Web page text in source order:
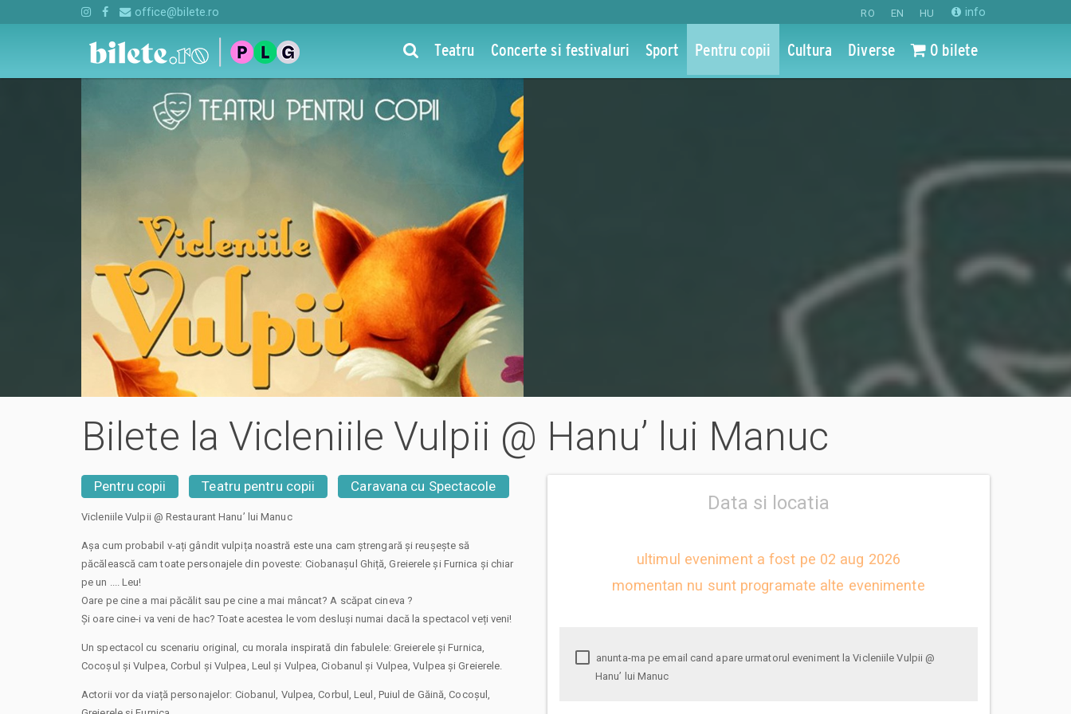
RO EN HU info
office@bilete.ro
Teatru Concerte si festivaluri Sport Pentru copii Cultura Diverse 0 bilete
Bilete la Vicleniile Vulpii @ Hanu’ lui Manuc
Pentru copii Teatru pentru copii Caravana cu Spectacole
Data si locatia
ultimul eveniment a fost pe 02 aug 2026
momentan nu sunt programate alte evenimente
Hanu’ lui Manuc
Vicleniile Vulpii @ Restaurant Hanu’ lui Manuc
Așa cum probabil v-ați gândit vulpița noastră este una cam ștrengară și reușește să
păcălească cam toate personajele din poveste: Ciobanașul Ghiță, Greierele și Furnica și chiar
pe un .... Leu!
Oare pe cine a mai păcălit sau pe cine a mai mâncat? A scăpat cineva ?
Și oare cine-i va veni de hac? Toate acestea le vom desluși numai dacă la spectacol veți veni!
Un spectacol cu scenariu original, cu morala inspirată din fabulele: Greierele și Furnica,
Cocoşul şi Vulpea, Corbul și Vulpea, Leul şi Vulpea, Ciobanul şi Vulpea, Vulpea şi Greierele.
Actorii vor da viață personajelor: Ciobanul, Vulpea, Corbul, Leul, Puiul de Găină, Cocoșul,